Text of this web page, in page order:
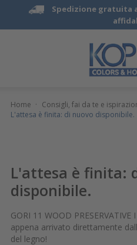
Spedizione gratuita
Home · Consigli, fai da te e
L'attesa è finita: di nuovo disponibile.
L'attesa è finita:
disponibile.
GORI 11 WOOD
appena arrivato direttamente
del legno!